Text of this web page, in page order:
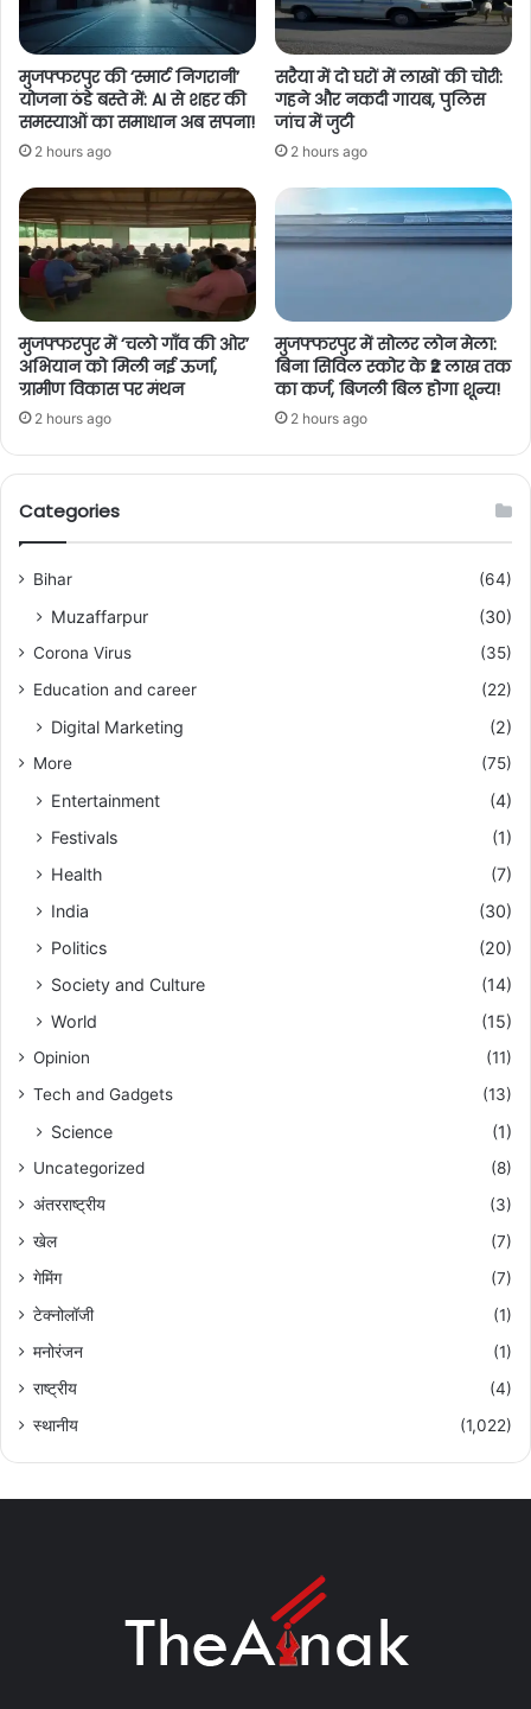
मुजफ्फरपुर की ‘स्मार्ट निगरानी’
योजना ठंडे बस्ते में: AI से शहर की
समस्याओं का समाधान अब सपना!
2 hours ago
सरैया में दो घरों में लाखों की चोरी:
गहने और नकदी गायब, पुलिस
जांच में जुटी
2 hours ago
मुजफ्फरपुर में ‘चलो गाँव की ओर’
अभियान को मिली नई ऊर्जा,
ग्रामीण विकास पर मंथन
2 hours ago
मुजफ्फरपुर में सोलर लोन मेला:
बिना सिविल स्कोर के ₹2 लाख तक
का कर्ज, बिजली बिल होगा शून्य!
2 hours ago
Categories
Bihar (64)
Muzaffarpur (30)
Corona Virus
(35)
Education and career
(22)
Digital Marketing (2)
More (75)
Entertainment
(4)
Festivals
(1)
Health
(7)
India
(30)
Politics
(20)
Society and Culture
(14)
World
(15)
Opinion
(11)
Tech and Gadgets
(13)
Science (1)
Uncategorized
(8)
अंतरराष्ट्रीय
(3)
खेल
(7)
गेमिंग
(7)
टेक्नोलॉजी
(1)
मनोरंजन
(1)
राष्ट्रीय
(4)
स्थानीय
(1,022)